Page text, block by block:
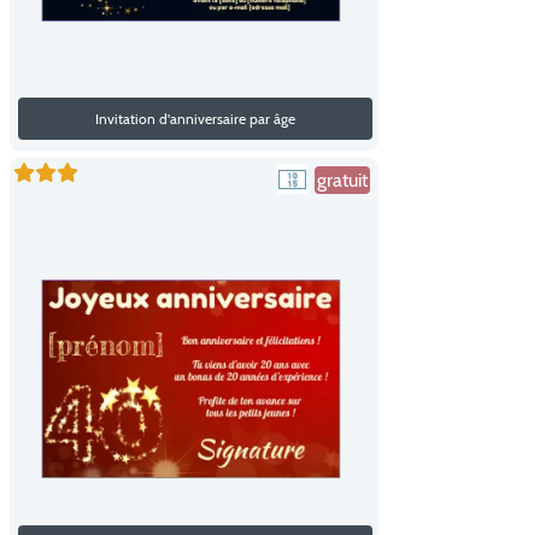
Invitation d'anniversaire par âge
gratuit